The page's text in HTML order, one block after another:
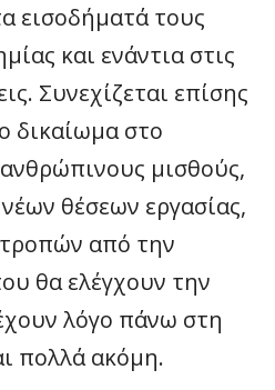
εισοδήματά τους
και ενάντια στις
Συνεχίζεται επίσης
δικαίωμα στο
μισθούς,
θέσεων εργασίας,
από την
θα ελέγχουν την
λόγο πάνω στη
πολλά ακόμη.